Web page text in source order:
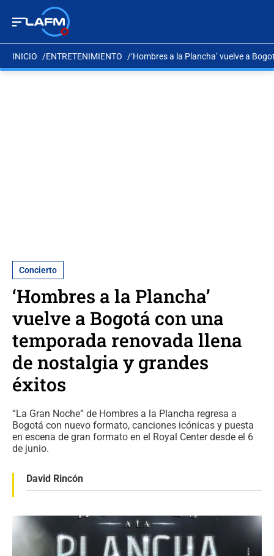
INICIO ENTRETENIMIENTO ‘Hombres a la Plancha’ vuelve a
Concierto
‘Hombres a la Plancha’
vuelve a Bogotá con una
temporada renovada llena
de nostalgia y grandes
éxitos
“La Gran Noche” de Hombres a la Plancha regresa a
Bogotá con nuevo formato, canciones icónicas y puesta
en escena de gran formato en el Royal Center desde el 6
de junio.
David Rincón